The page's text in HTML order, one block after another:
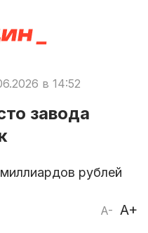
в 14:52
завода
рублей
A- A+